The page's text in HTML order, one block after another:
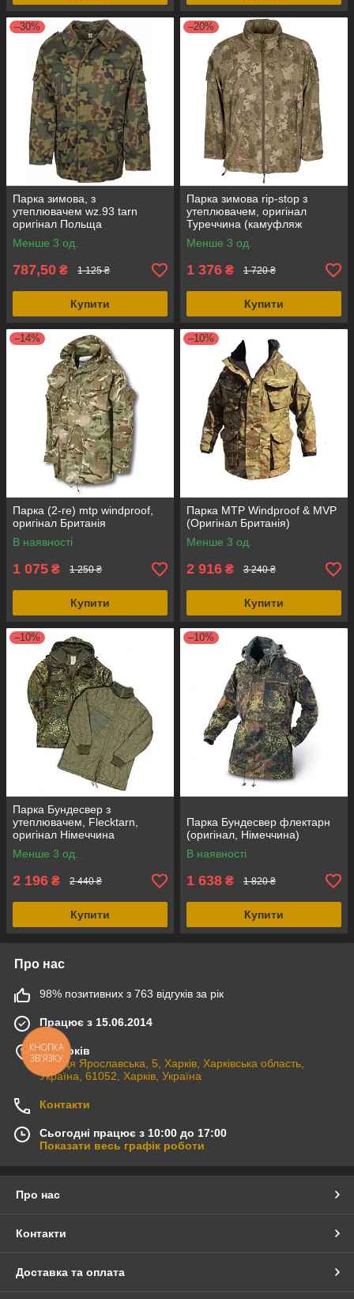
–30%
Парка зимова, з
утеплювачем wz.93 tarn
оригінал Польща
Менше 3 од.
787,50 ₴ 1 125 ₴
Купити
–20%
Парка зимова rip-stop з
утеплювачем, оригінал
Туреччина (камуфляж
M2021)
Менше 3 од.
1 376 ₴ 1 720 ₴
Купити
–14%
Парка (2-ге) mtp windproof,
оригінал Британія
В наявності
1 075 ₴ 1 250 ₴
Купити
–10%
Парка MTP Windproof & MVP
(Оригінал Британія)
Менше 3 од.
2 916 ₴ 3 240 ₴
Купити
–10%
Парка Бундесвер з
утеплювачем, Flecktarn,
оригінал Німеччина
Менше 3 од.
2 196 ₴ 2 440 ₴
Купити
–10%
Парка Бундесвер флектарн
(оригінал, Німеччина)
В наявності
1 638 ₴ 1 820 ₴
Купити
Про нас
98% позитивних з 763 відгуків за рік
Працює з 15.06.2014
м. Харків
вулиця Ярославська, 5, Харків, Харківська область,
Україна, 61052, Харків, Україна
Контакти
Сьогодні працює з 10:00 до 17:00
Показати весь графік роботи
Про нас
Контакти
Доставка та оплата
КНОПКА
ЗВ'ЯЗКУ